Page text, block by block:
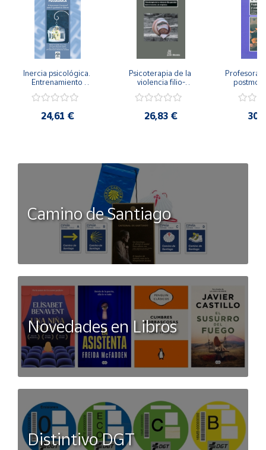
Inercia psicológica.
Entrenamiento
Igualdad de Género.
24,61 €
Psicoterapia de la
violencia filio-
secreto y la
26,83 €
Camino de Santiago
Novedades en Libros
Distintivo DGT